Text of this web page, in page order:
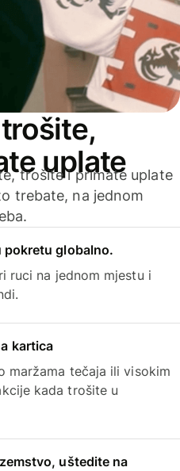
uplate
trošite i primate uplate
trebate, na jednom
pokretu globalno.
ruci na jednom mjestu i
kartica
maržama tečaja ili visokim
kada trošite u
uštedite na